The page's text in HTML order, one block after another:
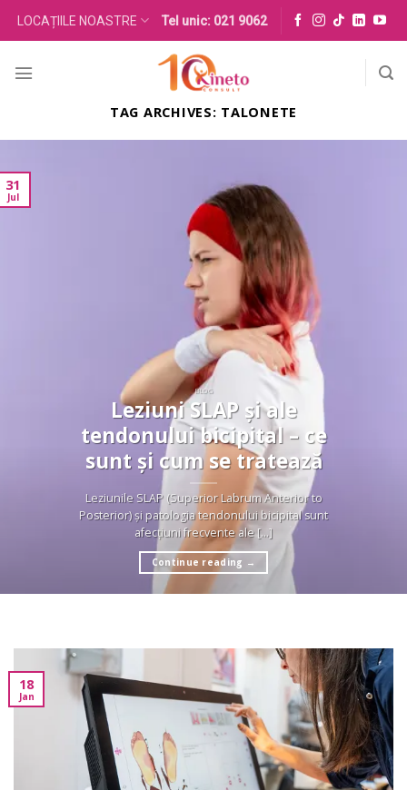
LOCAȚIILE NOASTRE Tel unic: 021 9062
TAG ARCHIVES: TALONETE
BLOG
Leziuni SLAP și ale
tendonului bicipital – ce
sunt și cum se tratează
Leziunile SLAP (Superior Labrum Anterior to
Posterior) și patologia tendonului bicipital sunt
afecțiuni frecvente ale [...]
Continue reading →
31
Jul
18
Jan